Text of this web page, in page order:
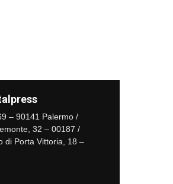
– 90141 Palermo /
32 – 00187 /
di Porta Vittoria, 18 –